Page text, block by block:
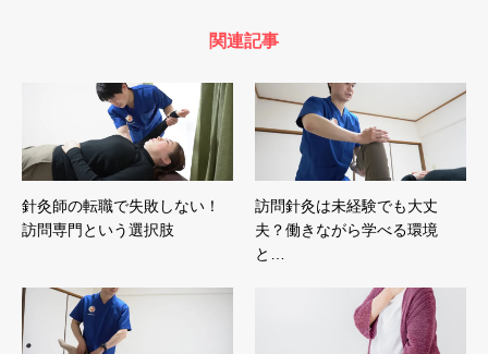
関連記事
針灸師の転職で失敗しない！
訪問専門という選択肢
訪問針灸は未経験でも大丈
夫？働きながら学べる環境
と…